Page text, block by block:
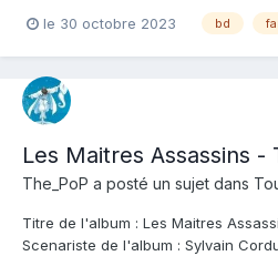
univers est pour le moment moins
le 30 octobre 2023 bd
Les Maitres Assassins -
The_PoP a posté un sujet dans
Titre de l'album : Les Maitres
Scenariste de l'album : Sylvain